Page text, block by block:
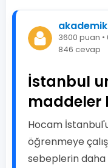
3600 puan •
846 cevap
İstanbul
maddeler
Hocam
öğrenmeye
sebeplerin